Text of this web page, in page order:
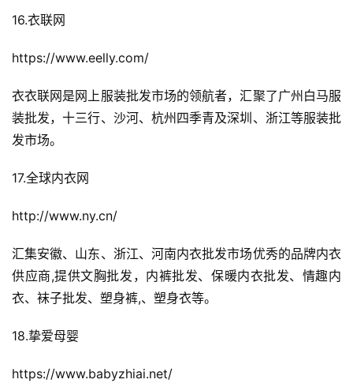
球
店
跨
境
百
媒
销
跨
导
16.衣联网
https://www.eelly.com/
衣衣联网是网上服装批发市场的领航者，汇聚了广州白马服
装批发，十三行、沙河、杭州四季青及深圳、浙江等服装批
发市场。
17.全球内衣网
http://www.ny.cn/
汇集安徽、山东、浙江、河南内衣批发市场优秀的品牌内衣
供应商,提供文胸批发，内裤批发、保暖内衣批发、情趣内
衣、袜子批发、塑身裤,、塑身衣等。
18.挚爱母婴
https://www.babyzhiai.net/